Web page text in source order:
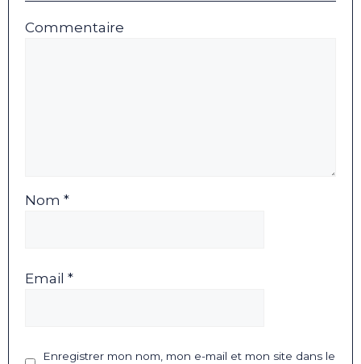
Commentaire
Nom *
Email *
Enregistrer mon nom, mon e-mail et mon site dans le